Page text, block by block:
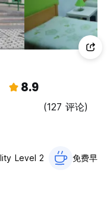
8.9
(127 评论)
Level 2 免费早餐‎